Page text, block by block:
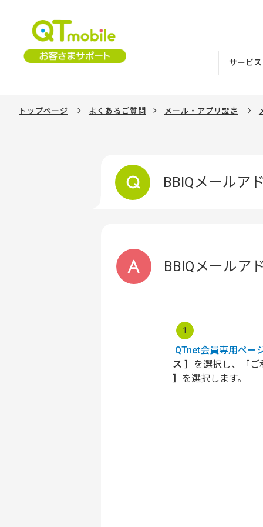
サービ
トップページ よくあるご質問 メール・アプリ設定
BBIQメールア
BBIQメールア
1
QTnet会員専用ペー
ス ］ を選択し、「
を選択します。